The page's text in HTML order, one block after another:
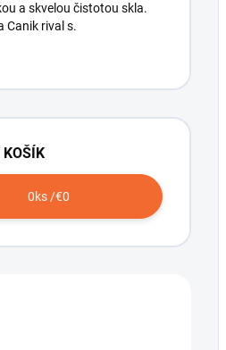
a skvelou čistotou skla.
Canik rival s.
KOŠÍK
0ks /€0